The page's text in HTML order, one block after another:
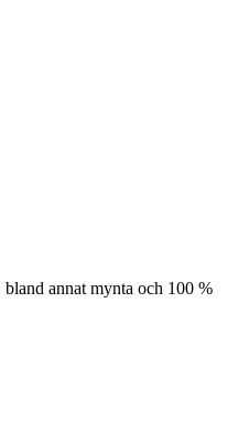
annat mynta och 100 %